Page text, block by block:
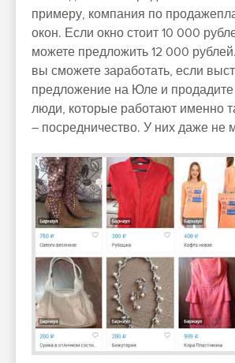
примеру, компания по
окон. Если окно стоит 10 000
можете предложить 12 000
вы сможете заработать, если
предложение на Юле и продадите
люди, которые работают именно
– посредничество. У них даже не